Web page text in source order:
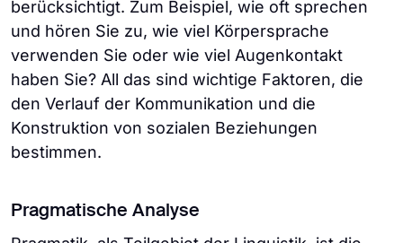
berücksichtigt. Zum Beispiel, wie oft sprechen
und hören Sie zu, wie viel Körpersprache
verwenden Sie oder wie viel Augenkontakt
haben Sie? All das sind wichtige Faktoren, die
den Verlauf der Kommunikation und die
Konstruktion von sozialen Beziehungen
bestimmen.
Pragmatische Analyse